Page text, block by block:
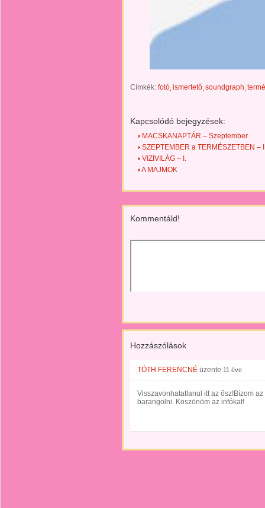
Címkék: fotó ismertető soundgraph
Kapcsolódó bejegyzések:
MACSKANAPTÁR – Szeptember
SZEPTEMBER a TERMÉSZETBEN –
VIZIVILÁG – I.
A MAJMOK
Kommentáld!
Hozzászólások
TÓTH FERENCNÉ üzente 11 éve
Visszavonhatatlanul itt az ősz!Bízom
barangolni. Köszönöm az infókat!